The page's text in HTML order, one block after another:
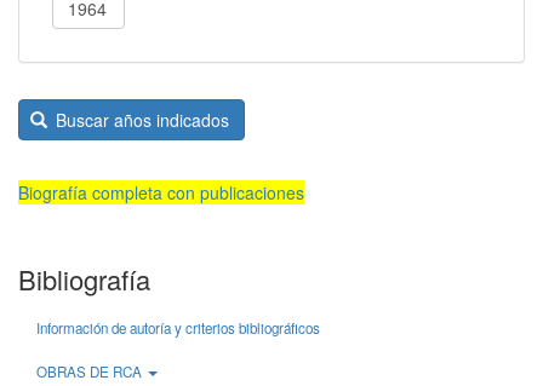
Buscar años indicados
Biografía completa con publicaciones
Bibliografía
Información de autoría y criterios bibliográficos
OBRAS DE RCA